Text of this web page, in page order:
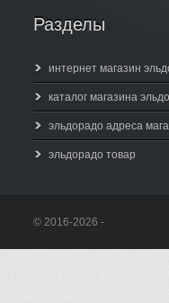
Разделы
интернет магазин
каталог магазина
эльдорадо адреса
эльдорадо товар
© 2016-2026 -